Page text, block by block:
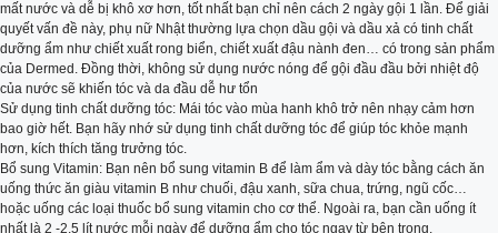
mất nước và dễ bị khô xơ hơn, tốt nhất bạn chỉ nên cách 2 ngày gội 1 lần. Để giải
quyết vấn đề này, phụ nữ Nhật thường lựa chọn dầu gội và dầu xả có tinh chất
dưỡng ẩm như chiết xuất rong biển, chiết xuất đậu nành đen… có trong sản phẩm
của Dermed. Đồng thời, không sử dụng nước nóng để gội đầu đầu bởi nhiệt độ
của nước sẽ khiến tóc và da đầu dễ hư tổn
Sử dụng tinh chất dưỡng tóc: Mái tóc vào mùa hanh khô trở nên nhạy cảm hơn
bao giờ hết. Bạn hãy nhớ sử dụng tinh chất dưỡng tóc để giúp tóc khỏe mạnh
hơn, kích thích tăng trưởng tóc.
Bổ sung Vitamin: Bạn nên bổ sung vitamin B để làm ẩm và dày tóc bằng cách ăn
uống thức ăn giàu vitamin B như chuối, đậu xanh, sữa chua, trứng, ngũ cốc…
hoặc uống các loại thuốc bổ sung vitamin cho cơ thể. Ngoài ra, bạn cần uống ít
nhất là 2 -2,5 lít nước mỗi ngày để dưỡng ẩm cho tóc ngay từ bên trong.